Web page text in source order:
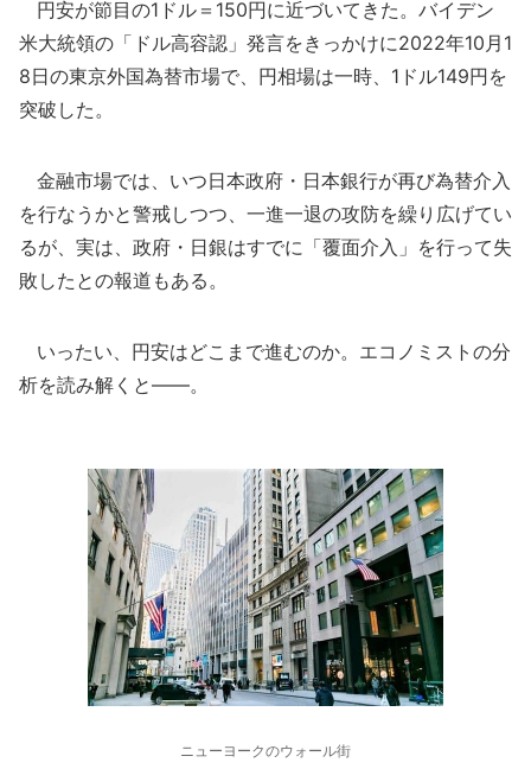
円安が節目の1ドル＝150円に近づいてきた。バイデン
米大統領の「ドル高容認」発言をきっかけに2022年10月1
8日の東京外国為替市場で、円相場は一時、1ドル149円を
突破した。
金融市場では、いつ日本政府・日本銀行が再び為替介入
を行なうかと警戒しつつ、一進一退の攻防を繰り広げてい
るが、実は、政府・日銀はすでに「覆面介入」を行って失
敗したとの報道もある。
いったい、円安はどこまで進むのか。エコノミストの分
析を読み解くと――。
ニューヨークのウォール街